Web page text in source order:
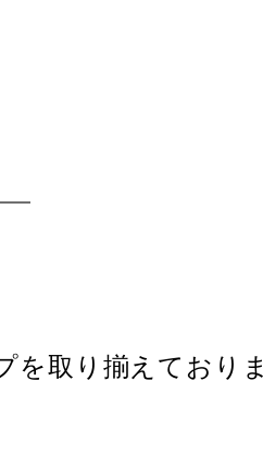
を取り揃えておりま